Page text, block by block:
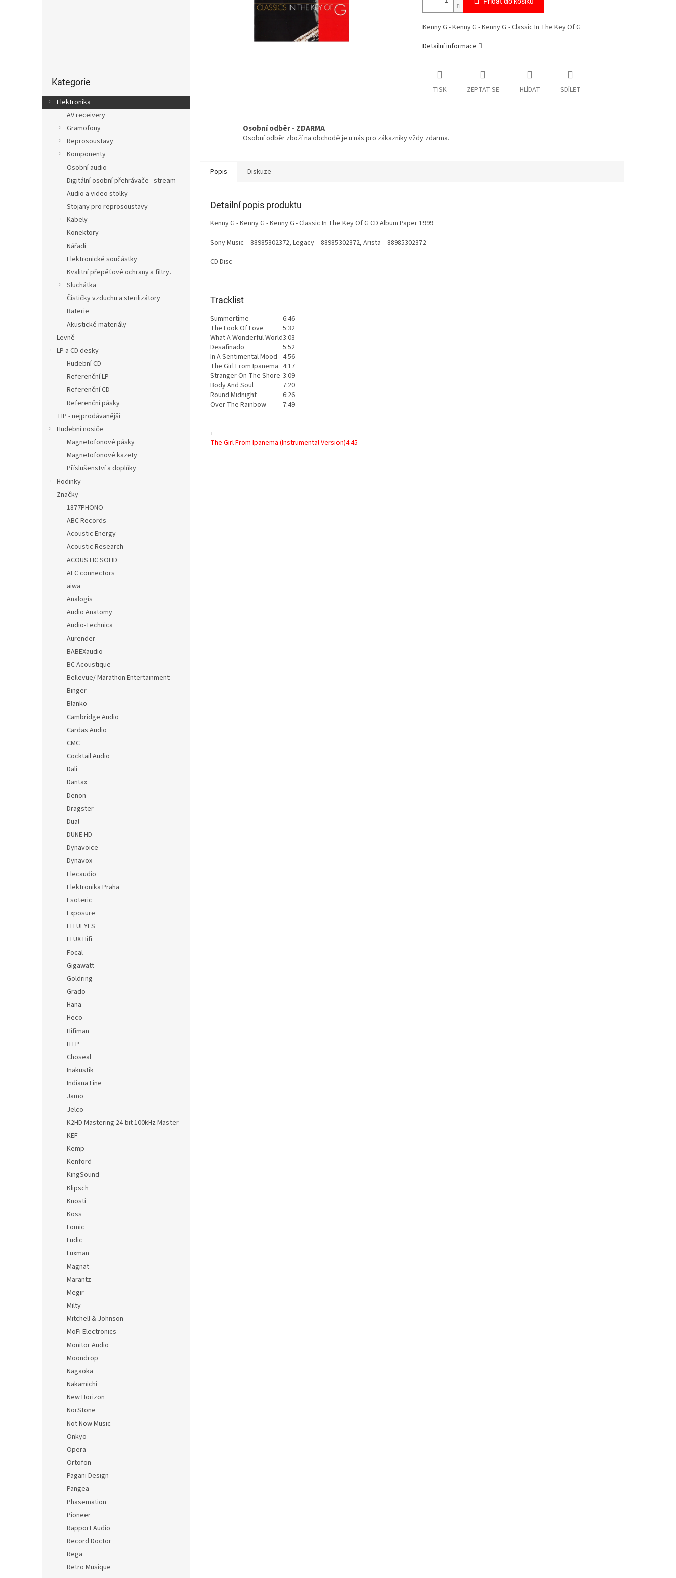
kategorie
Kategorie
Elektronika
AV receivery
Gramofony
Reprosoustavy
Komponenty
Osobní audio
Digitální osobní přehrávače - stream
Audio a video stolky
Stojany pro reprosoustavy
Kabely
Konektory
Nářadí
Elektronické součástky
Kvalitní přepěťové ochrany a filtry.
Sluchátka
Čističky vzduchu a sterilizátory
Baterie
Akustické materiály
Levně
LP a CD desky
Hudební CD
Referenční LP
Referenční CD
Referenční pásky
TIP - nejprodávanější
Hudební nosiče
Magnetofonové pásky
Magnetofonové kazety
Příslušenství a doplňky
Hodinky
Značky
1877PHONO
ABC Records
Acoustic Energy
Acoustic Research
ACOUSTIC SOLID
AEC connectors
aiwa
Analogis
Audio Anatomy
Audio-Technica
Aurender
BABEXaudio
BC Acoustique
Bellevue/ Marathon Entertainment
Binger
Blanko
Cambridge Audio
Cardas Audio
CMC
Cocktail Audio
Dali
Dantax
Denon
Dragster
Dual
DUNE HD
Dynavoice
Dynavox
Elecaudio
Elektronika Praha
Esoteric
Exposure
FITUEYES
FLUX Hifi
Focal
Gigawatt
Goldring
Grado
Hana
Heco
Hifiman
HTP
Choseal
Inakustik
Indiana Line
Jamo
Jelco
K2HD Mastering 24-bit 100kHz Master
KEF
Kemp
Kenford
KingSound
Klipsch
Knosti
Koss
Lomic
Ludic
Luxman
Magnat
Marantz
Megir
Milty
Mitchell & Johnson
MoFi Electronics
Monitor Audio
Moondrop
Nagaoka
Nakamichi
New Horizon
NorStone
Not Now Music
Onkyo
Opera
Ortofon
Pagani Design
Pangea
Phasemation
Pioneer
Rapport Audio
Record Doctor
Rega
Retro Musique
Kenny G - Kenny G - Kenny G - Classic In The Key Of G
Detailní informace
TISK ZEPTAT SE HLÍDAT SDÍLET
Osobní odběr - ZDARMA
Osobní odběr zboží na obchodě je u nás pro zákazníky vždy zdarma.
Popis Diskuze
Detailní popis produktu
Kenny G - Kenny G - Kenny G - Classic In The Key Of G CD Album Paper 1999
Sony Music – 88985302372, Legacy– 88985302372, Arista – 88985302372
CD Disc
Tracklist
Summertime
6:46
The Look Of Love
5:32
What A Wonderful World3:03
Desafinado
5:52
In A Sentimental Mood 4:56
The Girl From Ipanema 4:17
Stranger On The Shore 3:09
Body And Soul
7:20
Round Midnight
6:26
Over The Rainbow
7:49
+
The Girl From Ipanema (Instrumental Version)4:45